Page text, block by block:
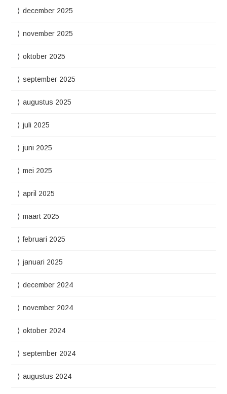
december 2025
november 2025
oktober 2025
september 2025
augustus 2025
juli 2025
juni 2025
mei 2025
april 2025
maart 2025
februari 2025
januari 2025
december 2024
november 2024
oktober 2024
september 2024
augustus 2024